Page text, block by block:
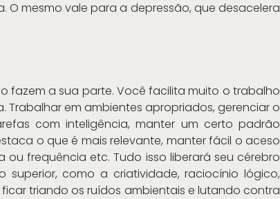
O mesmo vale para a depressão, que desacelera
fazem a sua parte. Você facilita muito o trabalho
em ambientes apropriados, gerenciar o
com inteligência, manter um certo padrão
o que é mais relevante, manter fácil o aceso
frequência etc. Tudo isso liberará seu cérebro
como a criatividade, raciocínio lógico,
triando os ruídos ambientais e lutando contra